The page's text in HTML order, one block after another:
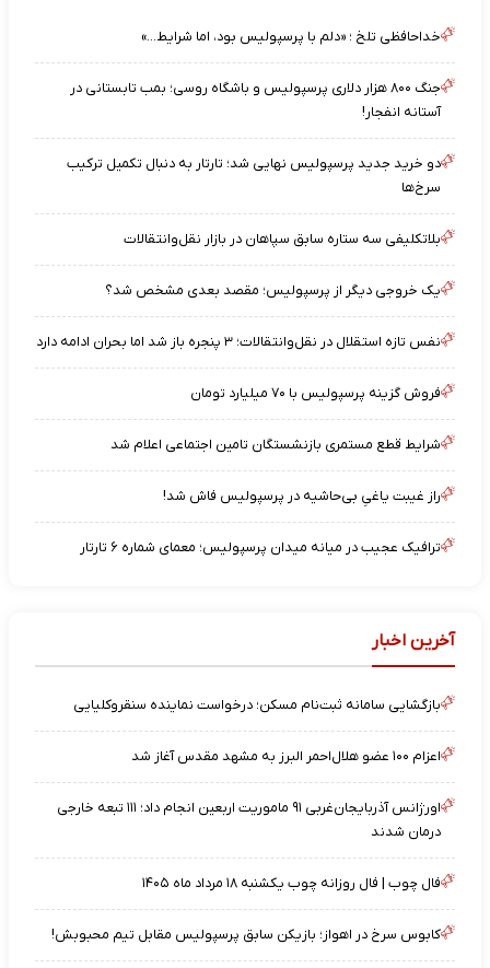
خداحافظی تلخ ؛ «دلم با پرسپولیس بود، اما شرایط…»
جنگ ۸۰۰ هزار دلاری پرسپولیس و باشگاه روسی؛ بمب تابستانی در
آستانه انفجار!
دو خرید جدید پرسپولیس نهایی شد؛ تارتار به دنبال تکمیل ترکیب
سرخ‌ها
بلاتکلیفی سه ستاره سابق سپاهان در بازار نقل‌وانتقالات
یک خروجی دیگر از پرسپولیس؛ مقصد بعدی مشخص شد؟
نفس تازه استقلال در نقل‌وانتقالات؛ ۳ پنجره باز شد اما بحران ادامه دارد
فروش گزینه پرسپولیس با ۷۰ میلیارد تومان
شرایط قطع مستمری بازنشستگان تامین اجتماعی اعلام شد
راز غیبت یاغیِ بی‌حاشیه در پرسپولیس فاش شد!
ترافیک عجیب در میانه میدان پرسپولیس؛ معمای شماره ۶ تارتار
آخرین اخبار
بازگشایی سامانه ثبت‌نام مسکن؛ درخواست نماینده سنقروکلیایی
اعزام ۱۰۰ عضو هلال‌احمر البرز به مشهد مقدس آغاز شد
اورژانس آذربایجان‌غربی ۹۱ ماموریت اربعین انجام داد؛ ۱۱۱ تبعه خارجی
درمان شدند
فال چوب | فال روزانه چوب یکشنبه ۱۸ مرداد ماه ۱۴۰۵
کابوس سرخ در اهواز؛ بازیکن سابق پرسپولیس مقابل تیم محبوبش!